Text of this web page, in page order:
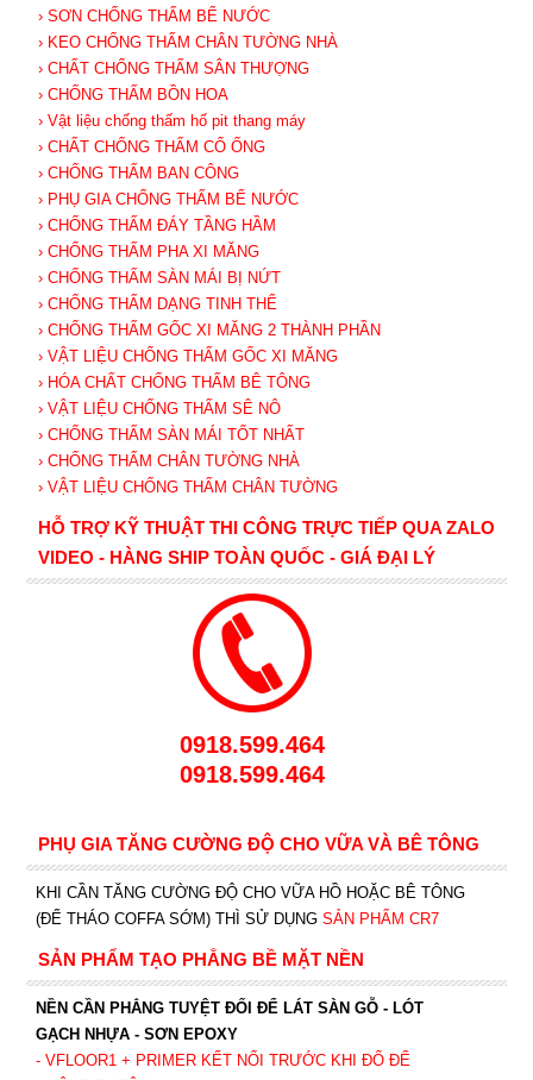
› SƠN CHỐNG THẤM BỂ NƯỚC
› KEO CHỐNG THẤM CHÂN TƯỜNG NHÀ
› CHẤT CHỐNG THẤM SÂN THƯỢNG
› CHỐNG THẤM BỒN HOA
› Vật liệu chống thấm hố pit thang máy
› CHẤT CHỐNG THẤM CỔ ỐNG
› CHỐNG THẤM BAN CÔNG
› PHỤ GIA CHỐNG THẤM BỂ NƯỚC
› CHỐNG THẤM ĐÁY TẦNG HẦM
› CHỐNG THẤM PHA XI MĂNG
› CHỐNG THẤM SÀN MÁI BỊ NỨT
› CHỐNG THẤM DẠNG TINH THỂ
› CHỐNG THẤM GỐC XI MĂNG 2 THÀNH PHẦN
› VẬT LIỆU CHỐNG THẤM GỐC XI MĂNG
› HÓA CHẤT CHỐNG THẤM BÊ TÔNG
› VẬT LIỆU CHỐNG THẤM SÊ NÔ
› CHỐNG THẤM SÀN MÁI TỐT NHẤT
› CHỐNG THẤM CHÂN TƯỜNG NHÀ
› VẬT LIỆU CHỐNG THẤM CHÂN TƯỜNG
HỖ TRỢ KỸ THUẬT THI CÔNG TRỰC TIẾP QUA ZALO
VIDEO - HÀNG SHIP TOÀN QUỐC - GIÁ ĐẠI LÝ
0918.599.464
0918.599.464
PHỤ GIA TĂNG CƯỜNG ĐỘ CHO VỮA VÀ BÊ TÔNG
KHI CẦN TĂNG CƯỜNG ĐỘ CHO VỮA HỒ HOẶC BÊ TÔNG
(ĐỂ THÁO COFFA SỚM) THÌ SỬ DỤNG SẢN PHẨM CR7
SẢN PHẨM TẠO PHẲNG BỀ MẶT NỀN
NỀN CẦN PHẲNG TUYỆT ĐỐI ĐỂ LÁT SÀN GỖ - LÓT
GẠCH NHỰA - SƠN EPOXY
- VFLOOR1+ PRIMER KẾT NỐI TRƯỚC KHI ĐỔ ĐỂ